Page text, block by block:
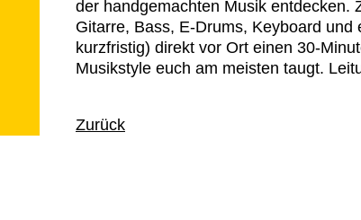
der handgemachten Musik entdecken.
Gitarre, Bass, E-Drums, Keyboard
kurzfristig) direkt vor Ort einen 30-
Musikstyle euch am meisten taugt.
Zurück